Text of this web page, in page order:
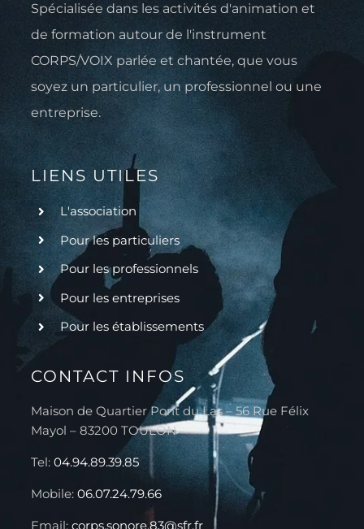
Spécialisée dans les activités d'animation et
de formation autour de l'instrument
CORPS/VOIX parlée et chantée, que vous
soyez un particulier, un professionnel ou une
entreprise.
LIENS UTILES
L'association
Pour les particuliers
Pour les professionnels
Pour les entreprises
Pour les établissements
CONTACT INFOS
Maison de Quartier Pont du Las – 56 Rue Félix
Mayol – 83200 TOULON
Tel: 04.94.89.39.85
Mobile: 06.07.24.79.66
Email: corps.sonore.83@sfr.fr